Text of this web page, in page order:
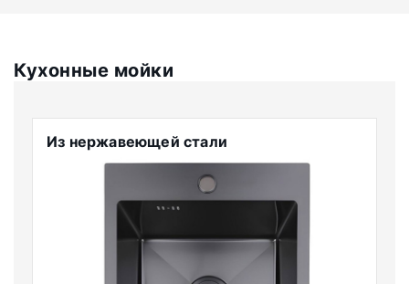
Кухонные мойки
Из нержавеющей стали